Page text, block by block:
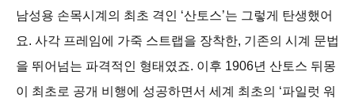
남성용 손목시계의 최초 격인 ‘산토스’는 그렇게 탄생했어
요. 사각 프레임에 가죽 스트랩을 장착한, 기존의 시계 문법
을 뛰어넘는 파격적인 형태였죠. 이후 1906년 산토스 뒤몽
이 최초로 공개 비행에 성공하면서 세계 최초의 ‘파일럿 워